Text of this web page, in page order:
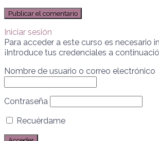
Iniciar sesión
Para acceder a este curso es necesario
¡Introduce tus credenciales a
Nombre de usuario o correo electrónico
Contraseña
Recuérdame